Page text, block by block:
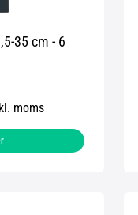
35 cm - 6
moms